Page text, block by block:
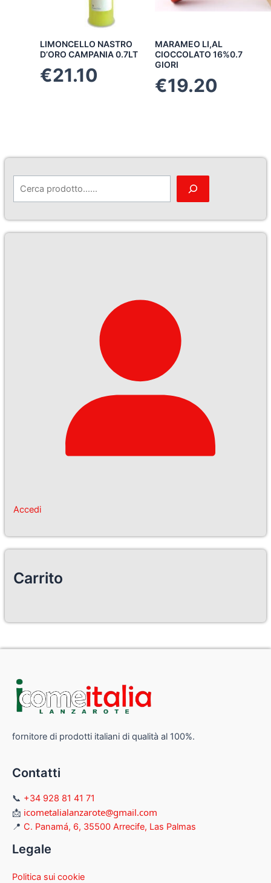
Accedi
Carrito
LIMONCELLO NASTRO
D’ORO CAMPANIA 0.7LT
€21.10
MARAMEO LI,AL
CIOCCOLATO 16%0.7
GIORI
€19.20
fornitore di prodotti italiani di qualità al 100%.
Contatti
📞 +34 928 81 41 71
📩 icometalialanzarote@gmail.com
📍 C. Panamá, 6, 35500 Arrecife, Las Palmas
Legale
Politica sui cookie